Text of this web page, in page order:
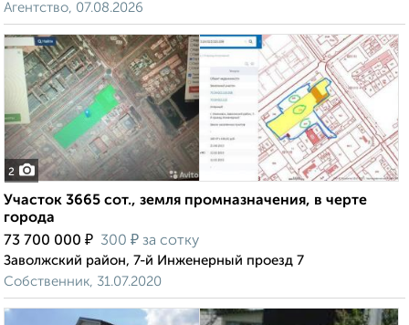
Агентство, 07.08.2026
2
Участок 3665 сот., земля промназначения, в черте
города
73 700 000 ₽ 300 ₽ за сотку
Заволжский район, 7-й Инженерный проезд 7
Собственник, 31.07.2020